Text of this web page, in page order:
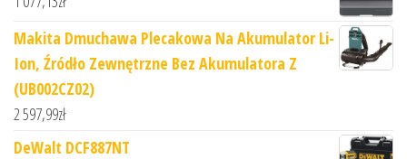
Makita Dmuchawa Plecakowa Na Akumulator Li-
Ion, Źródło Zewnętrzne Bez Akumulatora Z
(UB002CZ02)
2 597,99zł
DeWalt DCF887NT